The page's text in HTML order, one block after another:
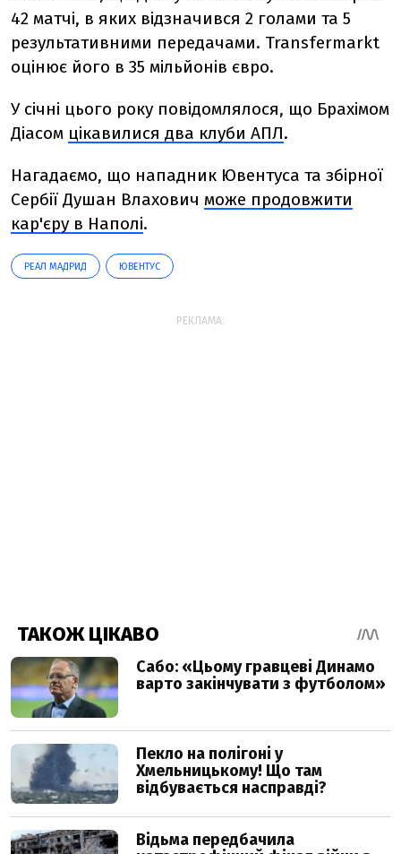
42 матчі, в яких відзначився 2 голами та 5
результативними передачами. Transfermarkt
оцінює його в 35 мільйонів євро.
У січні цього року повідомлялося, що Брахімом
Діасом цікавилися два клуби АПЛ.
Нагадаємо, що нападник Ювентуса та збірної
Сербії Душан Влахович може продовжити
кар'єру в Наполі.
РЕАЛ МАДРИД ЮВЕНТУС
РЕКЛАМА: